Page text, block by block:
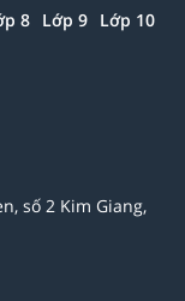
8 Lớp 9 Lớp 10
số 2 Kim Giang,